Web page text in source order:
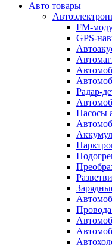
Авто товары
FM-
GPS-
Радар-
Насосы